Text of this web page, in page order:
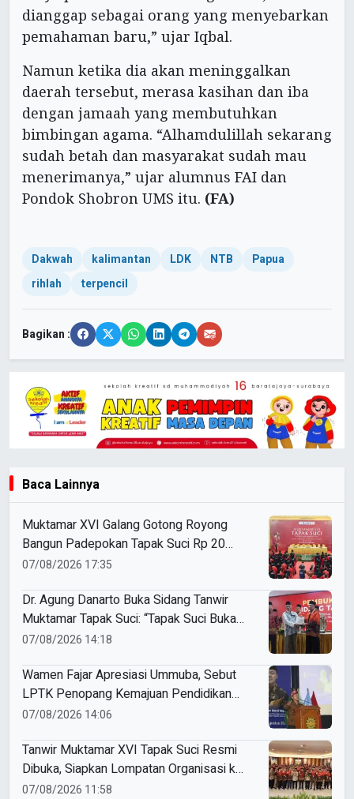
dianggap sebagai orang yang menyebarkan
pemahaman baru,” ujar Iqbal.
Namun ketika dia akan meninggalkan
daerah tersebut, merasa kasihan dan iba
dengan jamaah yang membutuhkan
bimbingan agama. “Alhamdulillah sekarang
sudah betah dan masyarakat sudah mau
menerimanya,” ujar alumnus FAI dan
Pondok Shobron UMS itu. (FA)
Dakwah kalimantan LDK NTB
Papua
rihlah
terpencil
Bagikan :
Baca Lainnya
Muktamar XVI Galang Gotong Royong
Bangun Padepokan Tapak Suci Rp 20
Miliar
07/08/2026 17:35
Dr. Agung Danarto Buka Sidang Tanwir
Muktamar Tapak Suci: “Tapak Suci Bukan
Organisasi Ko Ping Ho dan Dracin”
07/08/2026 14:18
Wamen Fajar Apresiasi Ummuba, Sebut
LPTK Penopang Kemajuan Pendidikan
Indonesia
07/08/2026 14:06
Tanwir Muktamar XVI Tapak Suci Resmi
Dibuka, Siapkan Lompatan Organisasi ke
Pentas Dunia
07/08/2026 11:58